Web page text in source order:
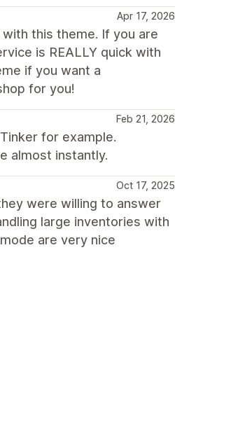
Apr 17, 2026
this theme. If you are
is REALLY quick with
if you want a
for you!
Feb 21, 2026
for example.
almost instantly.
Oct 17, 2025
were willing to answer
large inventories with
are very nice